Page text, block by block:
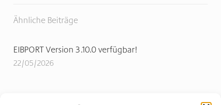
Ähnliche Beiträge
EIBPORT Version 3.10.0 verfügbar!
22/05/2026